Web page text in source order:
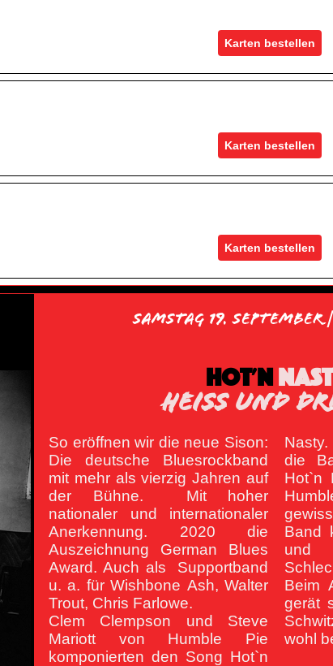
Karten bestellen
Karten bestellen
Karten bestellen
Samstag 19. September
HOT'N
HEISS UND
So eröffnen wir die neue Sison:
Die deutsche Bluesrockband
mit mehr als vierzig Jahren auf
der Bühne. Mit hoher
nationaler und internationaler
Anerkennung. 2020 die
Auszeichnung German Blues
Award. Auch als Supportband
u. a. für Wishbone Ash, Walter
Trout, Chris Farlowe.
Clem Clempson und Steve
Mariott von Humble Pie
komponierten den Song Hot`n
die
Hot`n
Band
und
Beim
gerät
wohl